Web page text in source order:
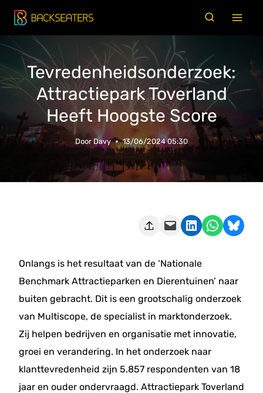
Doorgaan
naar
inhoud
Tevredenheidsonderzoek:
Attractiepark Toverland
Heeft Hoogste Score
Door Davy 13/06/2024 05:30
Deze pagina e-mailen Delen op LinkedIn Delen via WhatsApp Share on Bluesky
Onlangs is het resultaat van de ‘Nationale
Benchmark Attractieparken en Dierentuinen’ naar
buiten gebracht. Dit is een grootschalig onderzoek
van Multiscope, de specialist in marktonderzoek.
Zij helpen bedrijven en organisatie met innovatie,
groei en verandering. In het onderzoek naar
klanttevredenheid zijn 5.857 respondenten van 18
jaar en ouder ondervraagd. Attractiepark Toverland